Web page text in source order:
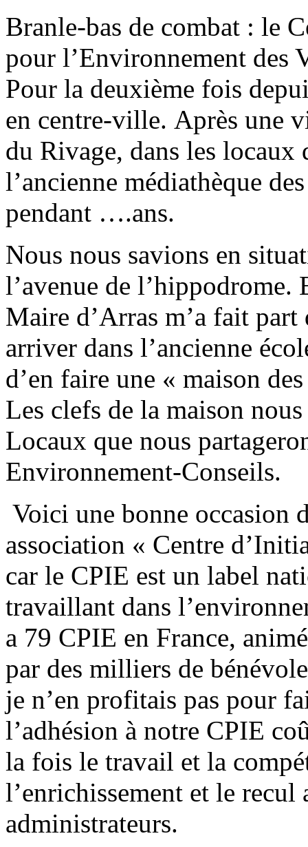
Branle-bas de combat : le
pour l’Environnement des
Pour la deuxième fois
en centre-ville. Après une
du Rivage, dans les
l’ancienne médiathèque
pendant ….ans.
Nous nous savions en
l’avenue de l’hippodrome.
Maire d’Arras m’a fait
arriver dans l’ancienne
d’en faire une « maison
Les clefs de la maison
Locaux que nous
Environnement-Conseils.
Voici une bonne occasion
association « Centre
car le CPIE est un label
travaillant dans
a 79 CPIE en France,
par des milliers de
je n’en profitais pas pour
l’adhésion à notre CPIE
la fois le travail et la
l’enrichissement et le recul
administrateurs.